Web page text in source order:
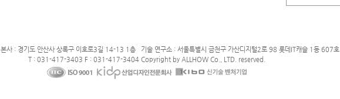
본사 : 경기도 안산사 상록구 이호로3길 14-13 1층 기술 연구소 : 서울특별시 금천구 가산디지털2로 98 롯데IT캐슬 1동 607호
T : 031-417-3403 F : 031-417-3404 Copyright by ALLHOW Co., LTD. reserved.